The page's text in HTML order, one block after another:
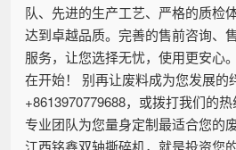
队、先进的生产工艺、严格的质检
达到卓越品质。完善的售前咨询、
服务，让您选择无忧，使用更安心
在开始！ 别再让废料成为您发展的
+8613970779688，或拨打我们的
专业团队为您量身定制最适合您的
江西铭鑫双轴撕碎机，就是投资您